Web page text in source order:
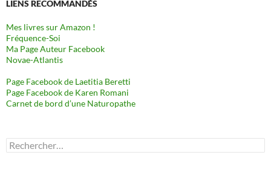
LIENS RECOMMANDÉS
Mes livres sur Amazon !
Fréquence-Soi
Ma Page Auteur Facebook
Novae-Atlantis
Page Facebook de Laetitia Beretti
Page Facebook de Karen Romani
Carnet de bord d’une Naturopathe
Rechercher :